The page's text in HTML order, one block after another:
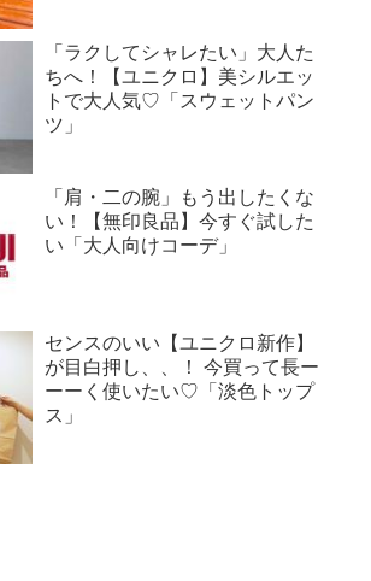
「ラクしてシャレたい」大人た
ちへ！【ユニクロ】美シルエッ
トで大人気♡「スウェットパン
ツ」
「肩・二の腕」もう出したくな
い！【無印良品】今すぐ試した
い「大人向けコーデ」
センスのいい【ユニクロ新作】
が目白押し、、！ 今買って長ー
ーーく使いたい♡「淡色トップ
ス」